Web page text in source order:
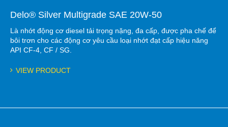
Delo® Silver Multigrade SAE 20W-50
Là nhớt động cơ diesel tải trọng nặng, đa cấp, được pha chế để
bôi trơn cho các động cơ yêu cầu loại nhớt đạt cấp hiệu năng
API CF-4, CF / SG.
VIEW PRODUCT